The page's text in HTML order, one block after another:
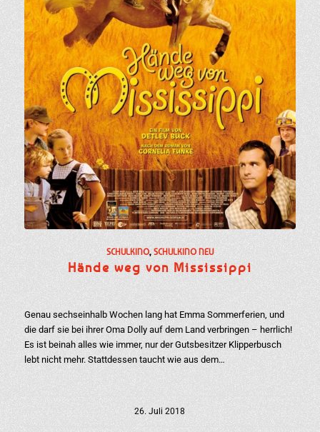
SCHULKINO, SCHULKINO NEU
Hände weg von Mississippi
Genau sechseinhalb Wochen lang hat Emma Sommerferien, und
die darf sie bei ihrer Oma Dolly auf dem Land verbringen – herrlich!
Es ist beinah alles wie immer, nur der Gutsbesitzer Klipperbusch
lebt nicht mehr. Stattdessen taucht wie aus dem…
26. Juli 2018